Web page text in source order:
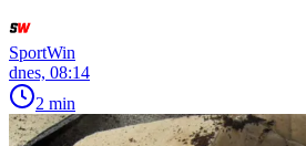
SportWin
dnes, 08:14
2 min